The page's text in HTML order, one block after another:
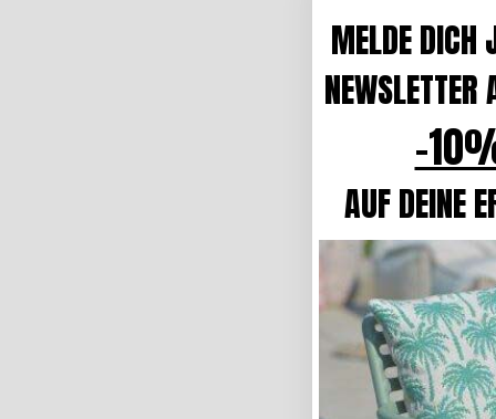
MELDE DICH
NEWSLETTER
-
AUF DEINE